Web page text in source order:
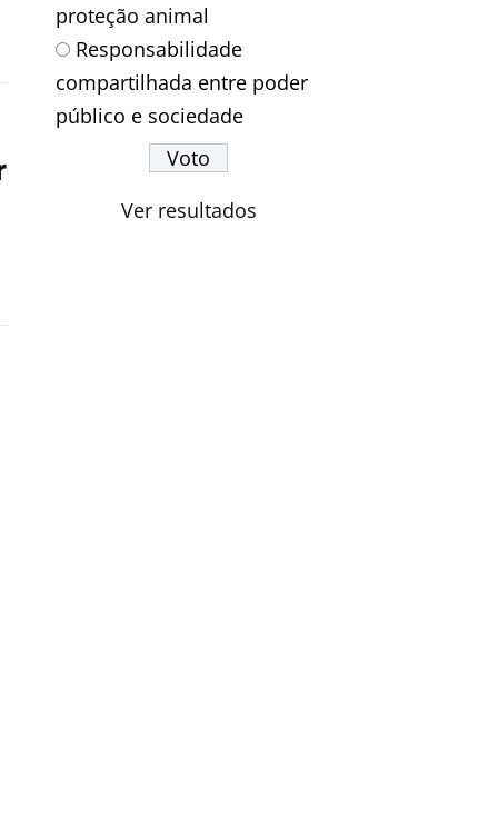
proteção animal
Responsabilidade
compartilhada entre poder
público e sociedade
Ver resultados